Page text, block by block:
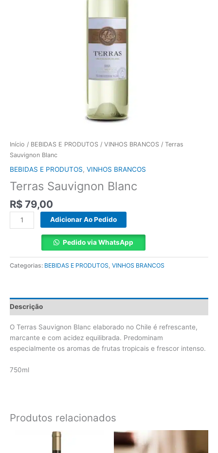
Início / BEBIDAS E PRODUTOS / VINHOS BRANCOS / Terras
Sauvignon Blanc
BEBIDAS E PRODUTOS, VINHOS BRANCOS
Terras Sauvignon Blanc
R$ 79,00
Adicionar Ao Pedido
Pedido via WhatsApp
Categorias: BEBIDAS E PRODUTOS, VINHOS BRANCOS
Descrição
O Terras Sauvignon Blanc elaborado no Chile é refrescante,
marcante e com acidez equilibrada. Predominam
especialmente os aromas de frutas tropicais e frescor intenso.
750ml
Produtos relacionados